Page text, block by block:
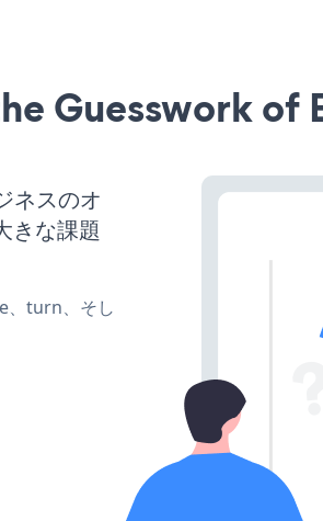
Guesswork of
ネスのオ
きな課題
、turn、そし